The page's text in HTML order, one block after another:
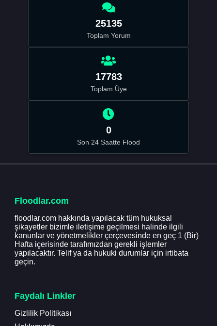
25135
Toplam Yorum
17783
Toplam Üye
0
Son 24 Saatte Flood
Floodlar.com
floodlar.com hakkında yapılacak tüm hukuksal
şikayetler bizimle iletişime geçilmesi halinde ilgili
kanunlar ve yönetmelikler çerçevesinde en geç 1 (Bir)
Hafta içerisinde tarafımızdan gerekli işlemler
yapılacaktır. Telif ya da hukuki durumlar için irtibata
geçin.
Faydalı Linkler
Gizlilik Politikası